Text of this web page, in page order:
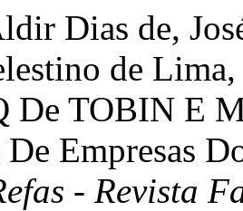
Dias de,
de Lima,
De TOBIN E
Empresas
- Revista